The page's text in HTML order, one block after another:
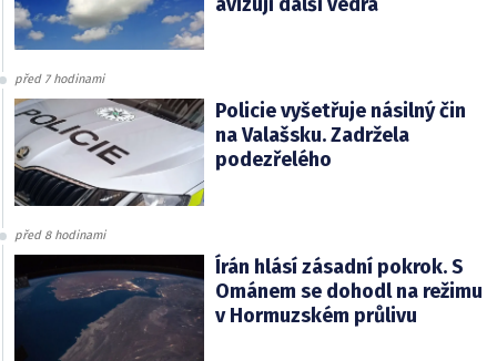
před 7 hodinami
Policie vyšetřuje násilný čin
na Valašsku. Zadržela
podezřelého
před 8 hodinami
Írán hlásí zásadní pokrok. S
Ománem se dohodl na režimu
v Hormuzském průlivu